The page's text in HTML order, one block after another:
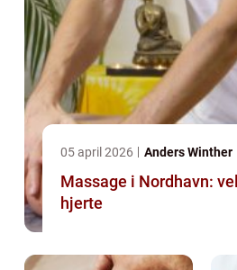
05 april 2026 Anders Winther
Massage i Nordhavn:
hjerte